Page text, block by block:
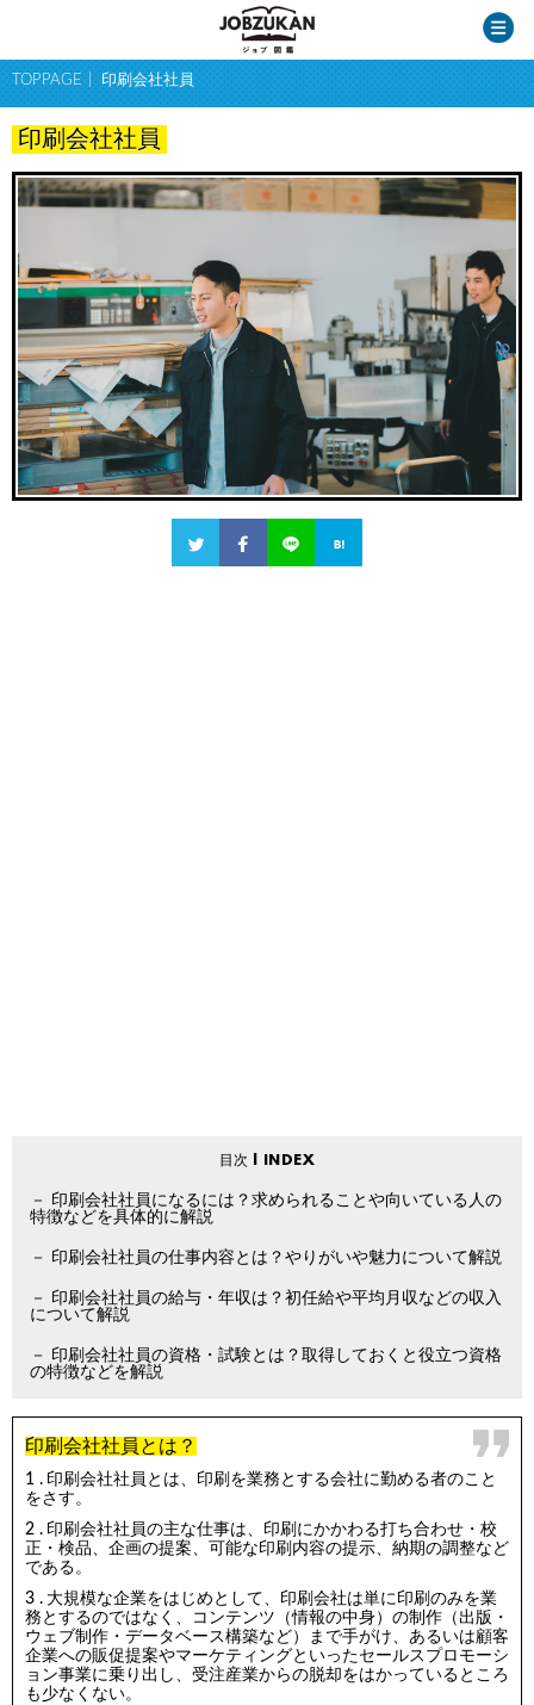
TOPPAGE 印刷会社社員
印刷会社社員
印刷会社社員になるには？求められることや向いている人の
特徴などを具体的に解説
印刷会社社員の仕事内容とは？やりがいや魅力について解説
印刷会社社員の給与・年収は？初任給や平均月収などの収入
について解説
印刷会社社員の資格・試験とは？取得しておくと役立つ資格
の特徴などを解説
印刷会社社員とは？
印刷会社社員とは、印刷を業務とする会社に勤める者のこと
をさす。
印刷会社社員の主な仕事は、印刷にかかわる打ち合わせ・校
正・検品、企画の提案、可能な印刷内容の提示、納期の調整など
である。
大規模な企業をはじめとして、印刷会社は単に印刷のみを業
務とするのではなく、コンテンツ（情報の中身）の制作（出版・
ウェブ制作・データベース構築など）まで手がけ、あるいは顧客
企業への販促提案やマーケティングといったセールスプロモーシ
ョン事業に乗り出し、受注産業からの脱却をはかっているところ
も少なくない。